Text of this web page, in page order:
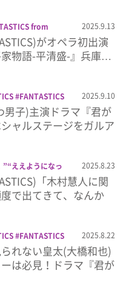
自己紹介本from
八木勇征 平家物
2025.9.13
がオペラ初出演
物語-平清盛-』兵庫…
FANTASTICS
LEGEND
Rakuten
WINTER
大久保波留 大橋
2025.9.10
男子)主演ドラマ『君が
ャルステージをガルア
ええようになっ
Emoイベント
FANTASTICS from
書籍
2025.8.23
「木村慧人に関
で出てきて、なんか
FANTASTICS
LEGEND
NAOYA
TBS
ライクレ 大久保波
朗
2025.8.22
れない皇太(大橋和也)
は必見！ドラマ『君が